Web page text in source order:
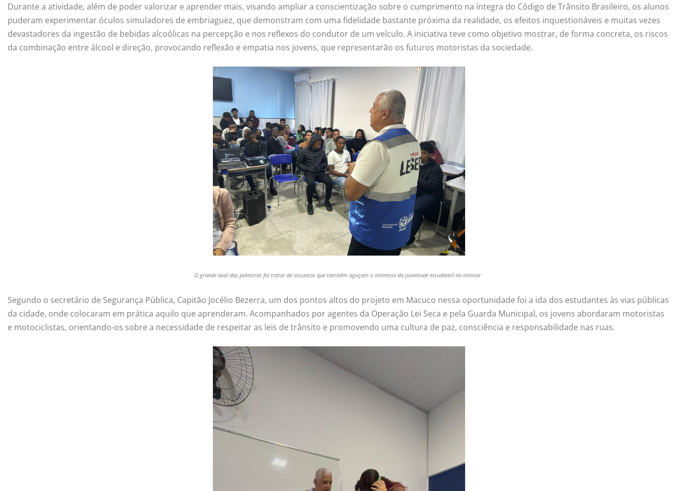
Durante a atividade, além de poder valorizar e aprender mais, visando ampliar a conscientização sobre o cumprimento na íntegra do Código de Trânsito Brasileiro, os alunos
puderam experimentar óculos simuladores de embriaguez, que demonstram com uma fidelidade bastante próxima da realidade, os efeitos inquestionáveis e muitas vezes
devastadores da ingestão de bebidas alcoólicas na percepção e nos reflexos do condutor de um veículo. A iniciativa teve como objetivo mostrar, de forma concreta, os riscos
da combinação entre álcool e direção, provocando reflexão e empatia nos jovens, que representarão os futuros motoristas da sociedade.
O grande aval das palestras foi tratar de assuntos que também aguçam o interesse da juventude estudantil no interior
Segundo o secretário de Segurança Pública, Capitão Jocélio Bezerra, um dos pontos altos do projeto em Macuco nessa oportunidade foi a ida dos estudantes às vias públicas
da cidade, onde colocaram em prática aquilo que aprenderam. Acompanhados por agentes da Operação Lei Seca e pela Guarda Municipal, os jovens abordaram motoristas
e motociclistas, orientando-os sobre a necessidade de respeitar as leis de trânsito e promovendo uma cultura de paz, consciência e responsabilidade nas ruas.